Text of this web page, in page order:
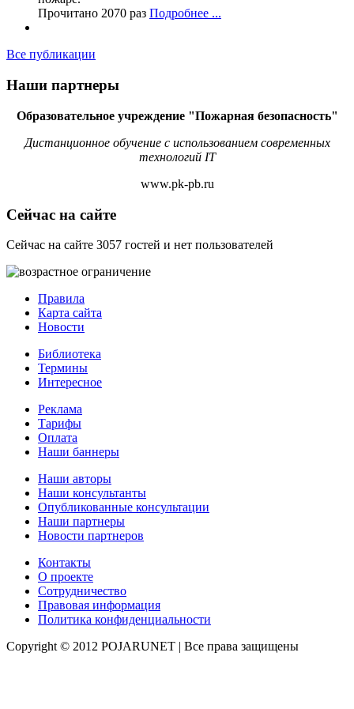
Прочитано 2070 раз Подробнее ...
Все публикации
Наши партнеры
Образовательное учреждение "Пожарная безопасность"
Дистанционное обучение с использованием современных
технологий IT
www.pk-pb.ru
Сейчас на сайте
Сейчас на сайте 3057 гостей и нет пользователей
Правила
Карта сайта
Новости
Библиотека
Термины
Интересное
Реклама
Тарифы
Оплата
Наши баннеры
Наши авторы
Наши консультанты
Опубликованные консультации
Наши партнеры
Новости партнеров
Контакты
О проекте
Сотрудничество
Правовая информация
Политика конфиденциальности
Copyright © 2012 POJARUNET | Все права защищены